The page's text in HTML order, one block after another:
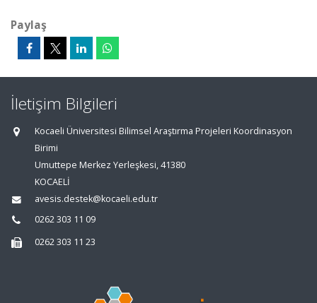
Paylaş
İletişim Bilgileri
Kocaeli Üniversitesi Bilimsel Araştırma Projeleri Koordinasyon
Birimi
Umuttepe Merkez Yerleşkesi, 41380
KOCAELİ
avesis.destek@kocaeli.edu.tr
0262 303 11 09
0262 303 11 23